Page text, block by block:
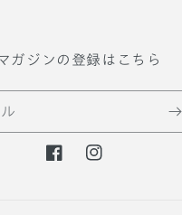
ガジンの登録はこちら
F
I